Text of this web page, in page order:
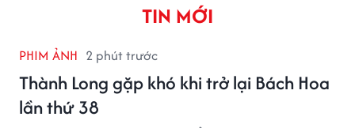
TIN MỚI
PHIM ẢNH 2 phút trước
Thành Long gặp khó khi trở lại Bách Hoa
lần thứ 38